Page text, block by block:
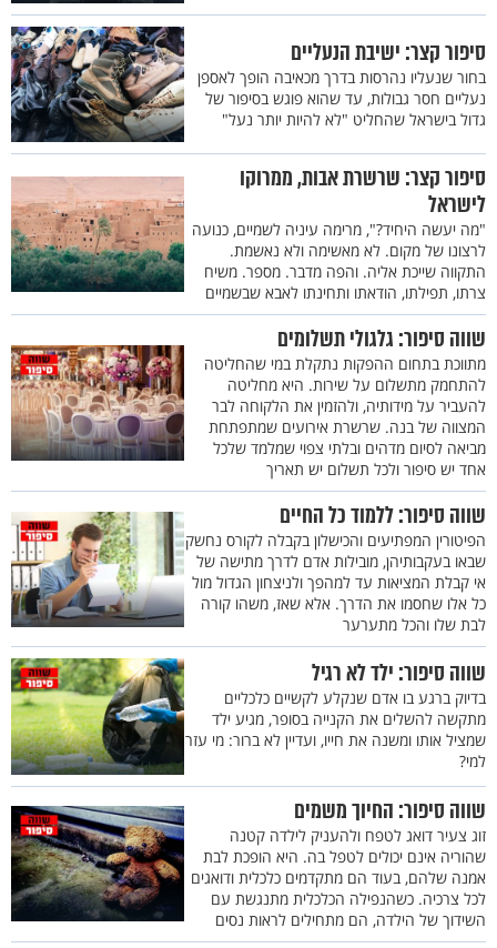
סיפור קצר: ישיבת הנעליים
בחור שנעליו נהרסות בדרך מכאיבה הופך לאספן
נעליים חסר גבולות, עד שהוא פוגש בסיפור של
גדול בישראל שהחליט "לא להיות יותר נעל"
סיפור קצר: שרשרת אבות, ממרוקו
לישראל
"מה יעשה היחיד?", מרימה עיניה לשמיים, כנועה
לרצונו של מקום. לא מאשימה ולא נאשמת.
התקווה שייכת אליה. והפה מדבר. מספר. משיח
צרתו, תפילתו, הודאתו ותחינתו לאבא שבשמיים
שווה סיפור: גלגולי תשלומים
מתווכת בתחום ההפקות נתקלת במי שהחליטה
להתחמק מתשלום על שירות. היא מחליטה
להעביר על מידותיה, ולהזמין את הלקוחה לבר
המצווה של בנה. שרשרת אירועים שמתפתחת
מביאה לסיום מדהים ובלתי צפוי שמלמד שלכל
אחד יש סיפור ולכל תשלום יש תאריך
שווה סיפור: ללמוד כל החיים
הפיטורין המפתיעים והכישלון בקבלה לקורס נחשק
שבאו בעקבותיהן, מובילות אדם לדרך מתישה של
אי קבלת המציאות עד למהפך ולניצחון הגדול מול
כל אלו שחסמו את הדרך. אלא שאז, משהו קורה
לבת שלו והכל מתערער
שווה סיפור: ילד לא רגיל
בדיוק ברגע בו אדם שנקלע לקשיים כלכליים
מתקשה להשלים את הקנייה בסופר, מגיע ילד
שמציל אותו ומשנה את חייו, ועדיין לא ברור: מי עזר
למי?
שווה סיפור: החיוך משמים
זוג צעיר דואג לטפח ולהעניק לילדה קטנה
שהוריה אינם יכולים לטפל בה. היא הופכת לבת
אמנה שלהם, בעוד הם מתקדמים כלכלית ודואגים
לכל צרכיה. כשהנפילה הכלכלית מתנגשת עם
השידוך של הילדה, הם מתחילים לראות נסים